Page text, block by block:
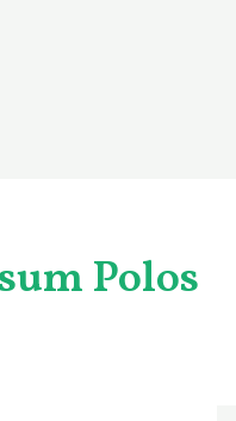
Polos